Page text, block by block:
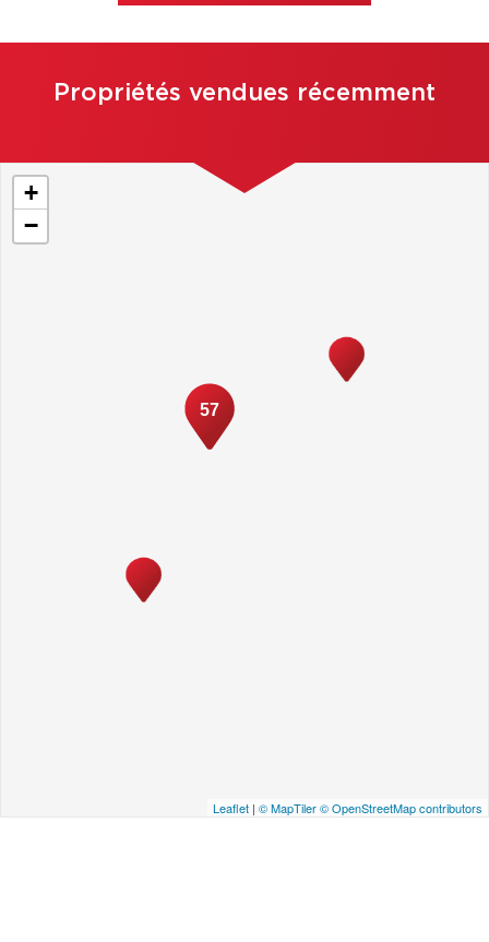
Propriétés vendues récemment
57
+
−
Leaflet | © MapTiler© OpenStreetMap contributors